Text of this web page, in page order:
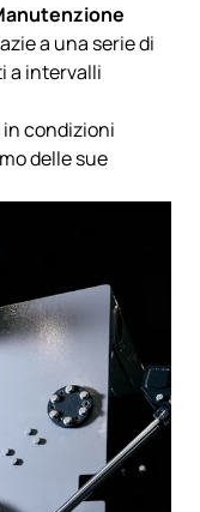
a una serie di
a intervalli
condizioni
delle sue